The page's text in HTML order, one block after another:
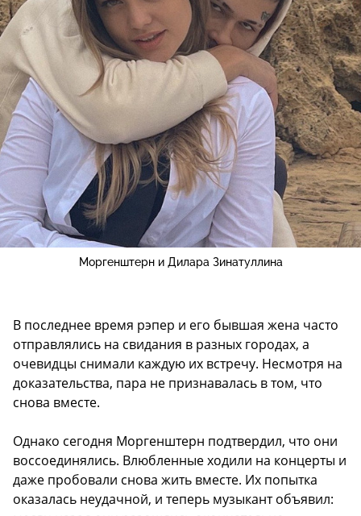
Моргенштерн и Дилара Зинатуллина
В последнее время рэпер и его бывшая жена часто
отправлялись на свидания в разных городах, а
очевидцы снимали каждую их встречу. Несмотря на
доказательства, пара не признавалась в том, что
снова вместе.
Однако сегодня Моргенштерн подтвердил, что они
воссоединялись. Влюбленные ходили на концерты и
даже пробовали снова жить вместе. Их попытка
оказалась неудачной, и теперь музыкант объявил: